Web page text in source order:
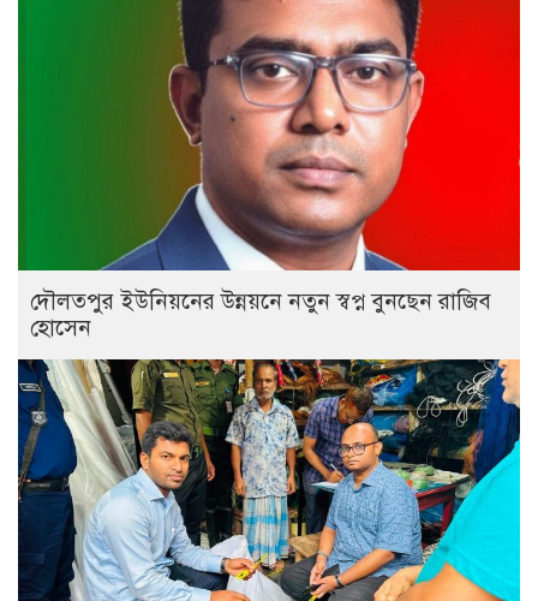
দৌলতপুর ইউনিয়নের উন্নয়নে নতুন স্বপ্ন বুনছেন রাজিব
হোসেন